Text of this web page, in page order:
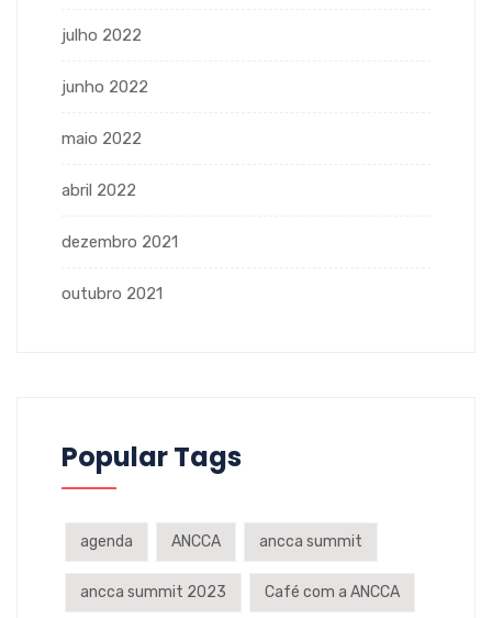
julho 2022
junho 2022
maio 2022
abril 2022
dezembro 2021
outubro 2021
Popular Tags
agenda ANCCA ancca summit
ancca summit 2023 Café com a ANCCA